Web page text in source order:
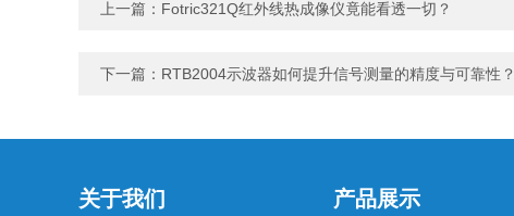
上一篇： Fotric321Q红外线热成像仪竟能看透一切？
下一篇： RTB2004示波器如何提升信号测量的精度与可靠性？
关于我们 产品展示